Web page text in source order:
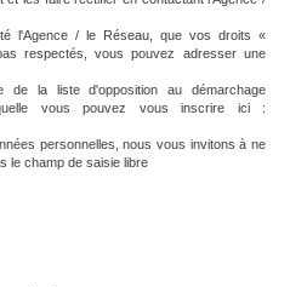
l'Agence / le Réseau, que vos droits «
respectés, vous pouvez adresser une
de la liste d'opposition au démarchage
vous pouvez vous inscrire ici :
personnelles, nous vous invitons à ne
le champ de saisie libre